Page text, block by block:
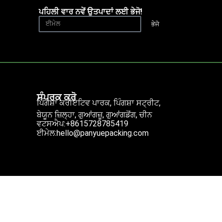
ਪਹਿਲੀ ਵਾਰ ਨਵੇਂ ਉਤਪਾਦਾਂ ਲਈ ਭੇਜੋ!
ਭੇਜੋ
ਸੰਪਰਕ ਕਰੋ
ਪਿੰਗਸ਼ਾ ਕਰੀਏਟਿਵ ਪਾਰਕ, ਪਿੰਗਸ਼ਾ ਸਟ੍ਰੀਟ,
ਬੇਯੂਨ ਜ਼ਿਲ੍ਹਾ, ਗੁਆਂਗਜ਼ੂ, ਗੁਆਂਗਡੋਂਗ, ਚੀਨ
ਵਟਸਐਪ:+8615728785419
ਈਮੇਲ:hello@panyuepacking.com